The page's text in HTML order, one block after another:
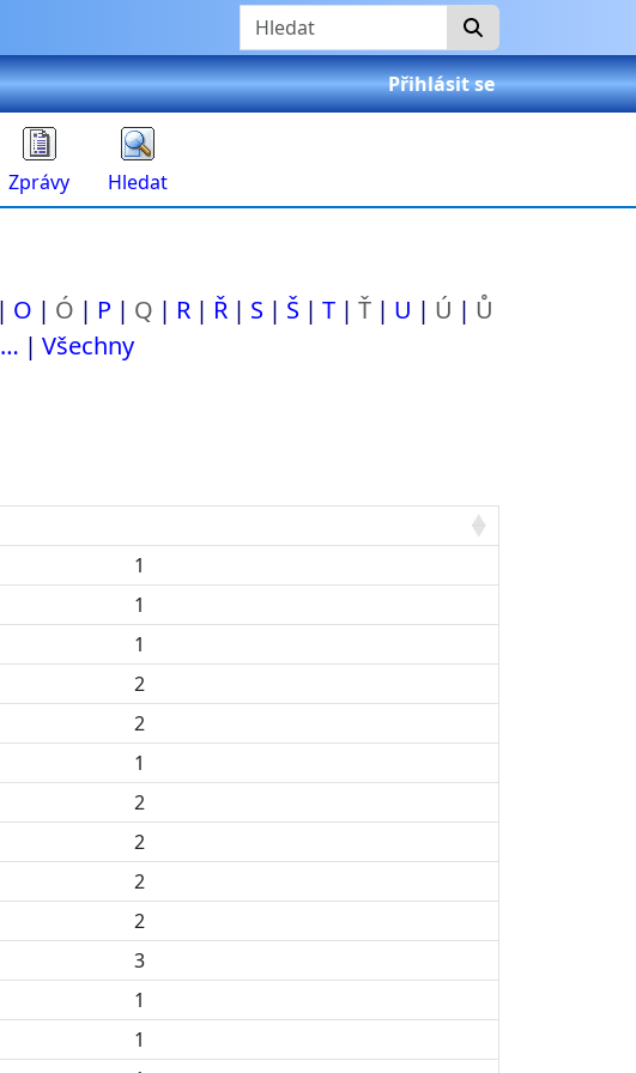
Hledat
Přihlásit se
Zprávy Hledat
O Ó P Q R Ř S Š T Ť U Ú
Ů
… Všechny
1
1
1
2
2
1
2
2
2
2
3
1
1